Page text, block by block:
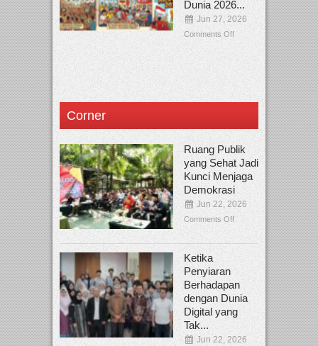
Dunia 2026...
Jun 27, 2026
Comments Off
Corner
Ruang Publik
yang Sehat Jadi
Kunci Menjaga
Demokrasi
Jun 22, 2026
Comments Off
Ketika
Penyiaran
Berhadapan
dengan Dunia
Digital yang
Tak...
Jun 22, 2026